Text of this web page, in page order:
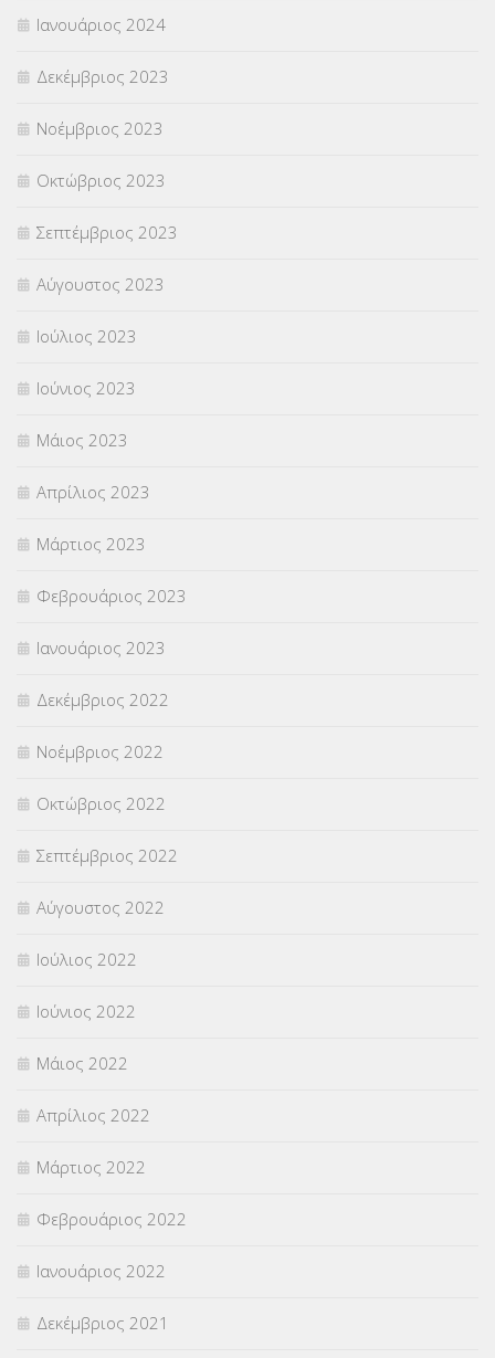
Ιανουάριος 2024
Δεκέμβριος 2023
Νοέμβριος 2023
Οκτώβριος 2023
Σεπτέμβριος 2023
Αύγουστος 2023
Ιούλιος 2023
Ιούνιος 2023
Μάιος 2023
Απρίλιος 2023
Μάρτιος 2023
Φεβρουάριος 2023
Ιανουάριος 2023
Δεκέμβριος 2022
Νοέμβριος 2022
Οκτώβριος 2022
Σεπτέμβριος 2022
Αύγουστος 2022
Ιούλιος 2022
Ιούνιος 2022
Μάιος 2022
Απρίλιος 2022
Μάρτιος 2022
Φεβρουάριος 2022
Ιανουάριος 2022
Δεκέμβριος 2021